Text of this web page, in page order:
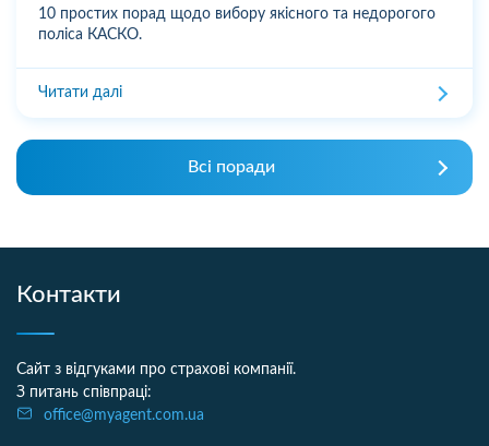
10 простих порад щодо вибору якісного та недорогого
поліса КАСКО.
Читати далі
Всі поради
Контакти
Сайт з відгуками про страхові компанії.
З питань співпраці:
office@myagent.com.ua